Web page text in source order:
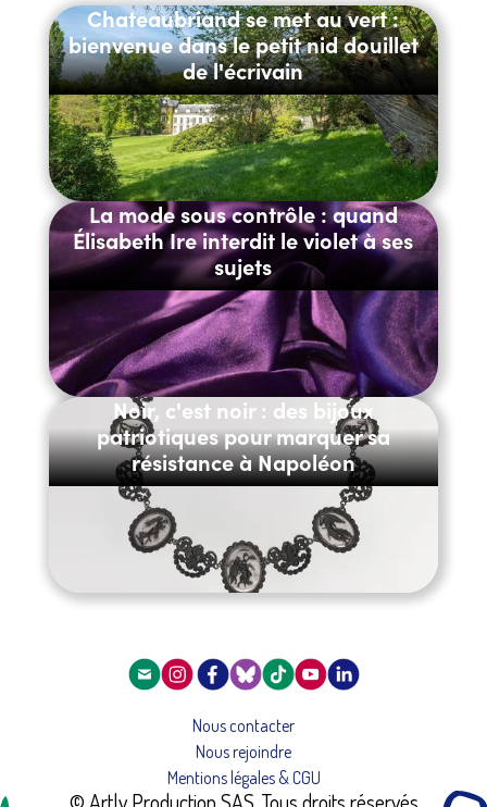
Chateaubriand se met au vert :
bienvenue dans le petit nid douillet
de l'écrivain
La mode sous contrôle : quand
Élisabeth Ire interdit le violet à ses
sujets
Noir, c'est noir : des bijoux
patriotiques pour marquer sa
résistance à Napoléon
Nous contacter
Nous rejoindre
Mentions légales & CGU